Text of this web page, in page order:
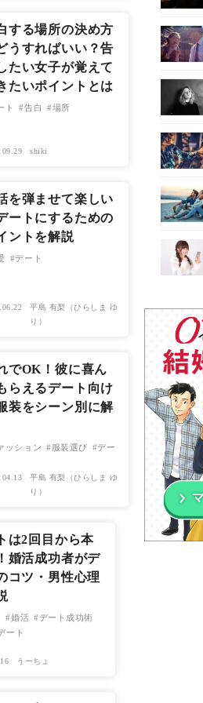
する場所の決め方
うすればいい？告
たい女子が覚えて
たいポイントとは
ト 告白 場所
shiki
を弾ませて楽しい
ートにするための
ントを解説
デート
平島 有梨（ひらしま ゆ
り）
でOK！彼に喜ん
らえるデート向け
装をシーン別に解
ッション 服装選び
デー
平島 有梨（ひらしま ゆ
り）
は2回目から本
婚活成功者がデ
コツ・男性心理
婚活
デート成功術
ート
うーちょ